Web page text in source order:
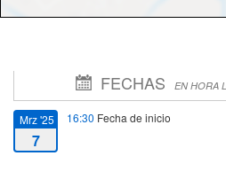
FECHAS EN HORA
Mrz '25
7
16:30 Fecha de inicio